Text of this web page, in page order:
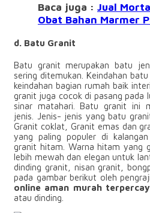
Baca juga : Jual
Obat Bahan Marmer
d. Batu Granit
Batu granit merupakan batu
sering ditemukan. Keindahan
keindahan bagian rumah baik
granit juga cocok di pasang pada
sinar matahari. Batu granit ini
jenis. Jenis- jenis yang batu
Granit coklat, Granit emas dan
yang paling populer di
granit hitam. Warna hitam yang
lebih mewah dan elegan untuk
dinding granit, nisan granit,
pada gambar berikut oleh
online aman murah
atau dinding.